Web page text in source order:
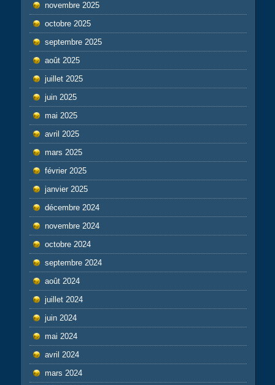
novembre 2025
octobre 2025
septembre 2025
août 2025
juillet 2025
juin 2025
mai 2025
avril 2025
mars 2025
février 2025
janvier 2025
décembre 2024
novembre 2024
octobre 2024
septembre 2024
août 2024
juillet 2024
juin 2024
mai 2024
avril 2024
mars 2024